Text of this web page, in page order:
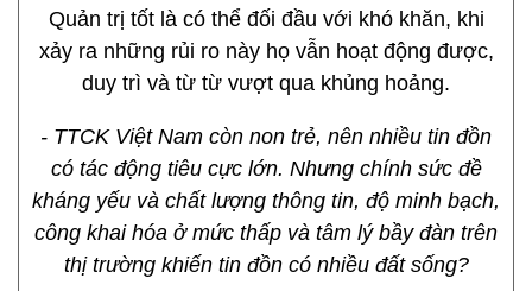
Quản trị tốt là có thể đối đầu với khó khăn, khi
xảy ra những rủi ro này họ vẫn hoạt động được,
duy trì và từ từ vượt qua khủng hoảng.
- TTCK Việt Nam còn non trẻ, nên nhiều tin đồn
có tác động tiêu cực lớn. Nhưng chính sức đề
kháng yếu và chất lượng thông tin, độ minh bạch,
công khai hóa ở mức thấp và tâm lý bầy đàn trên
thị trường khiến tin đồn có nhiều đất sống?